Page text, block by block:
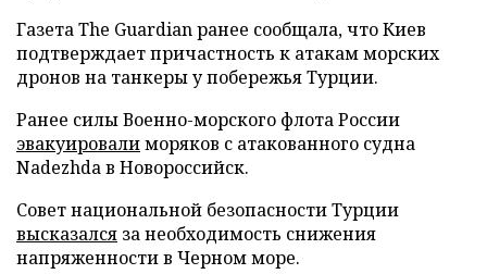
Газета The Guardian ранее сообщала, что Киев
подтверждает причастность к атакам морских
дронов на танкеры у побережья Турции.
Ранее силы Военно-морского флота России
эвакуировалиморяков с атакованного судна
Nadezhda в Новороссийск.
Совет национальной безопасности Турции
высказался за необходимость снижения
напряженности в Черном море.